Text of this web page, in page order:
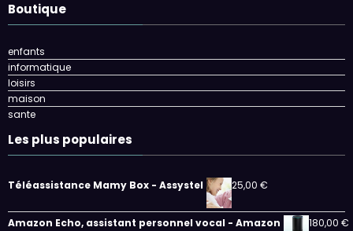
Boutique
enfants
informatique
loisirs
maison
sante
Les plus populaires
Téléassistance Mamy Box - Assystel 25,00 €
Amazon Echo, assistant personnel vocal - Amazon 180,00 €